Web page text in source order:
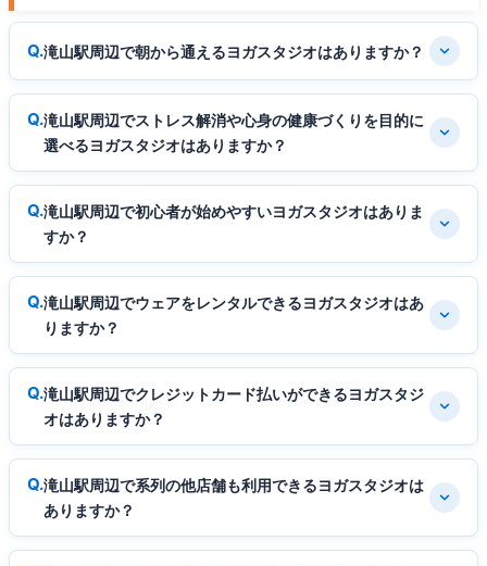
滝山駅周辺で朝から通えるヨガスタジオはありますか？
滝山駅周辺でストレス解消や心身の健康づくりを目的に
選べるヨガスタジオはありますか？
滝山駅周辺で初心者が始めやすいヨガスタジオはありま
すか？
滝山駅周辺でウェアをレンタルできるヨガスタジオはあ
りますか？
滝山駅周辺でクレジットカード払いができるヨガスタジ
オはありますか？
滝山駅周辺で系列の他店舗も利用できるヨガスタジオは
ありますか？